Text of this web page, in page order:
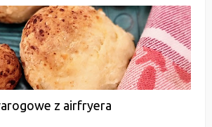
z airfryera